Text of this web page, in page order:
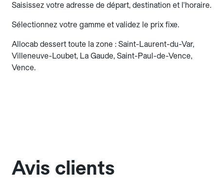
Saisissez votre adresse de départ, destination et l'horaire.
Sélectionnez votre gamme et validez le prix fixe.
Allocab dessert toute la zone : Saint-Laurent-du-Var,
Villeneuve-Loubet, La Gaude, Saint-Paul-de-Vence,
Vence.
Avis clients